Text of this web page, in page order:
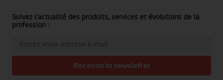
Suivez l'actualité des produits, services et évolutions de la
profession :
Recevoir la newsletter